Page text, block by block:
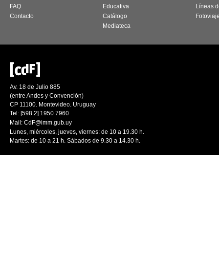
FAQ
Contacto
Educativa
Catálogo
Mediateca
Líneas
Av. 18 de Julio 885
(entre Andes y Convención)
CP 11100. Montevideo. Uruguay
Tel: [598 2] 1950 7960
Mail: CdF@imm.gub.uy
Lunes, miércoles, jueves, viernes: de 10 a 19.30 h.
Martes: de 10 a 21 h. Sábados de 9.30 a 14.30 h.